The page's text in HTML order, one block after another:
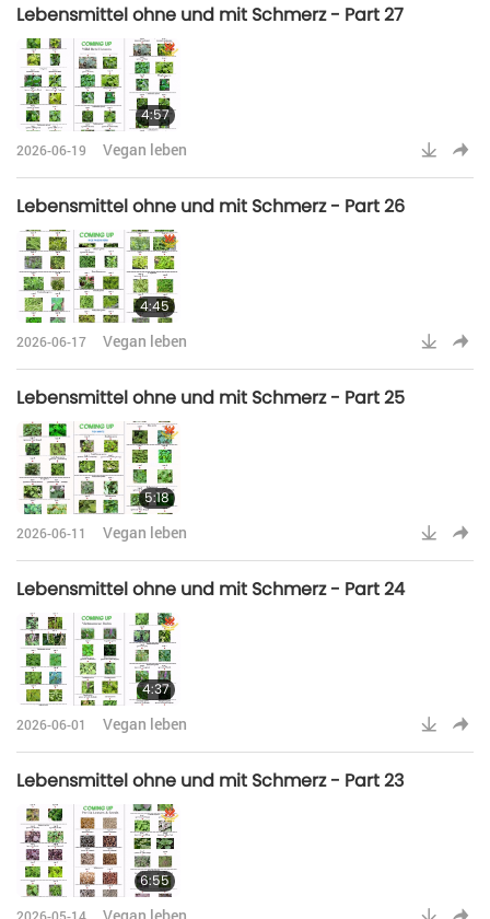
Lebensmittel ohne und mit Schmerz - Part 27
4:57
2026-06-19 Vegan leben
Lebensmittel ohne und mit Schmerz - Part 26
4:45
2026-06-17 Vegan leben
Lebensmittel ohne und mit Schmerz - Part 25
5:18
2026-06-11 Vegan leben
Lebensmittel ohne und mit Schmerz - Part 24
4:37
2026-06-01 Vegan leben
Lebensmittel ohne und mit Schmerz - Part 23
6:55
2026-05-14 Vegan leben